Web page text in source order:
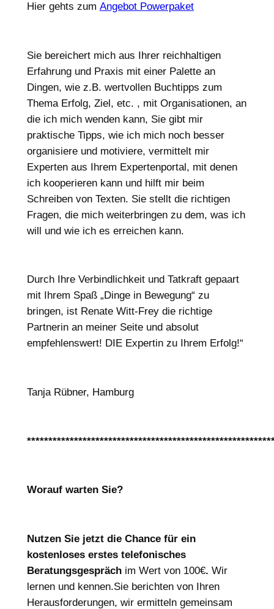
Hier gehts zum Angebot Powerpaket
Sie bereichert mich aus Ihrer reichhaltigen
Erfahrung und Praxis mit einer Palette an
Dingen, wie z.B. wertvollen Buchtipps zum
Thema Erfolg, Ziel, etc. , mit Organisationen, an
die ich mich wenden kann, Sie gibt mir
praktische Tipps, wie ich mich noch besser
organisiere und motiviere, vermittelt mir
Experten aus Ihrem Expertenportal, mit denen
ich kooperieren kann und hilft mir beim
Schreiben von Texten. Sie stellt die richtigen
Fragen, die mich weiterbringen zu dem, was ich
will und wie ich es erreichen kann.
Durch Ihre Verbindlichkeit und Tatkraft gepaart
mit Ihrem Spaß „Dinge in Bewegung“ zu
bringen, ist Renate Witt-Frey die richtige
Partnerin an meiner Seite und absolut
empfehlenswert! DIE Expertin zu Ihrem Erfolg!“
Tanja Rübner, Hamburg
Worauf warten Sie?
Nutzen Sie jetzt die Chance für ein
kostenloses erstes telefonisches
Beratungsgesprächim Wert von 100€. Wir
lernen und kennen.Sie berichten von Ihren
Herausforderungen, wir ermitteln gemeinsam